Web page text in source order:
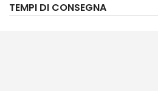
TEMPI DI CONSEGNA